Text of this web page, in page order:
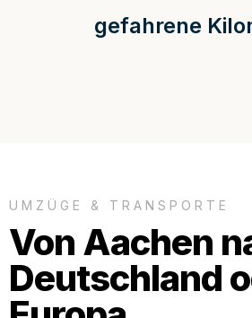
gefahrene
UMZÜGE & TRANSPORTE
Von Aachen
Deutschland